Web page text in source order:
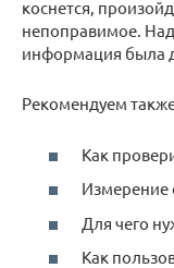
коснется,
непоправимое.
информация была
Рекомендуем
Как
Измерение
Для чего
Как